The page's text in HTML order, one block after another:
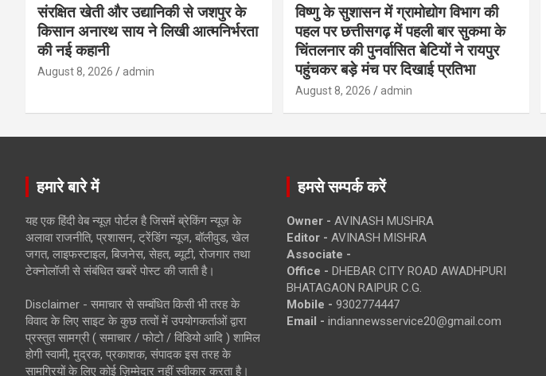
संरक्षित खेती और उद्यानिकी से जशपुर के
किसान अनारथ साय ने लिखी आत्मनिर्भरता
की नई कहानी
August 8, 2026 admin
विष्णु के सुशासन में ग्रामोद्योग विभाग की
पहल पर छत्तीसगढ़ में पहली बार सुकमा के
चिंतलनार की पुनर्वासित बेटियों ने रायपुर
पहुंचकर बड़े मंच पर दिखाई प्रतिभा
August 8, 2026 admin
हमारे बारे में
यह एक हिंदी वेब न्यूज़ पोर्टल है जिसमें ब्रेकिंग न्यूज़ के
अलावा राजनीति, प्रशासन, ट्रेंडिंग न्यूज, बॉलीवुड, खेल
जगत, लाइफस्टाइल, बिजनेस, सेहत, ब्यूटी, रोजगार तथा
टेक्नोलॉजी से संबंधित खबरें पोस्ट की जाती है।
Disclaimer - समाचार से सम्बंधित किसी भी तरह के
विवाद के लिए साइट के कुछ तत्वों में उपयोगकर्ताओं द्वारा
प्रस्तुत सामग्री ( समाचार / फोटो / विडियो आदि ) शामिल
होगी स्वामी, मुद्रक, प्रकाशक, संपादक इस तरह के
सामग्रियों के लिए कोई ज़िम्मेदार नहीं स्वीकार करता है।
हमसे सम्पर्क करें
Owner - AVINASH MUSHRA
Editor - AVINASH MISHRA
Associate -
Office - DHEBAR CITY ROAD AWADHPURI
BHATAGAON RAIPUR C.G.
Mobile - 9302774447
Email - indiannewsservice20@gmail.com